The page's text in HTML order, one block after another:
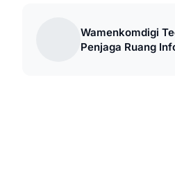
Wamenkomdigi
Penjaga Ruang